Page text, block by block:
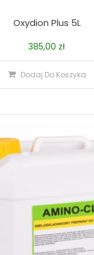
Oxydion Plus 5L
385,00 zł
Dodaj Do Koszyka